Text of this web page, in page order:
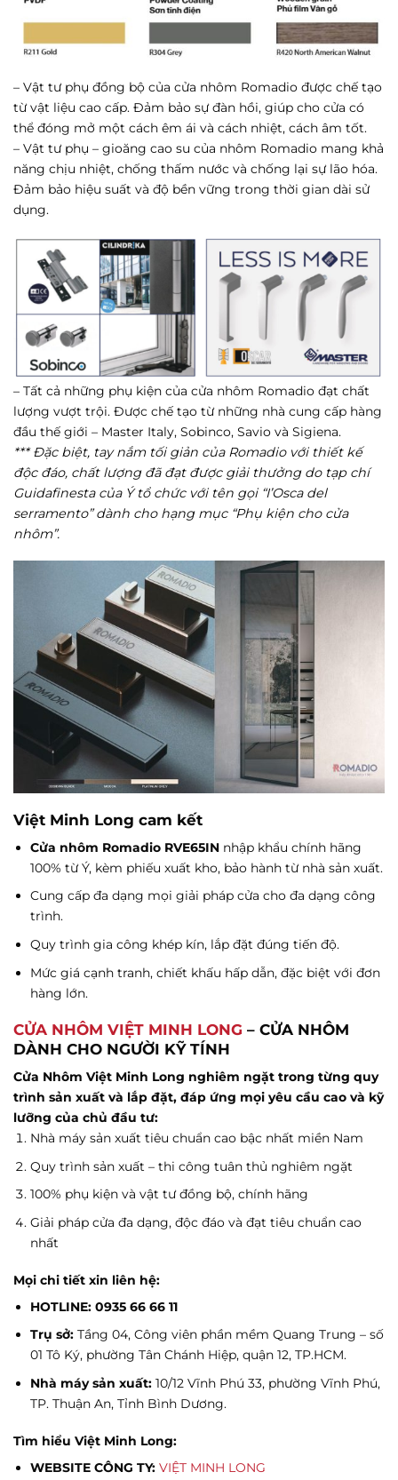
– Vật tư phụ đồng bộ của cửa nhôm Romadio được chế tạo
từ vật liệu cao cấp. Đảm bảo sự đàn hồi, giúp cho cửa có
thể đóng mở một cách êm ái và cách nhiệt, cách âm tốt.
– Vật tư phụ – gioăng cao su của nhôm Romadio mang khả
năng chịu nhiệt, chống thấm nước và chống lại sự lão hóa.
Đảm bảo hiệu suất và độ bền vững trong thời gian dài sử
dụng.
– Tất cả những phụ kiện của cửa nhôm Romadio đạt chất
lượng vượt trội. Được chế tạo từ những nhà cung cấp hàng
đầu thế giới – Master Italy, Sobinco, Savio và Sigiena.
*** Đặc biệt, tay nắm tối giản của Romadio với thiết kế
độc đáo, chất lượng đã đạt được giải thưởng do tạp chí
Guidafinesta của Ý tổ chức với tên gọi “I’Osca del
serramento” dành cho hạng mục “Phụ kiện cho cửa
nhôm”.
Việt Minh Long cam kết
Cửa nhôm Romadio RVE65IN nhập khẩu chính hãng
100% từ Ý, kèm phiếu xuất kho, bảo hành từ nhà sản xuất.
Cung cấp đa dạng mọi giải pháp cửa cho đa dạng công
trình.
Quy trình gia công khép kín, lắp đặt đúng tiến độ.
Mức giá cạnh tranh, chiết khấu hấp dẫn, đặc biệt với đơn
hàng lớn.
CỬA NHÔM VIỆT MINH LONG – CỬA NHÔM
DÀNH CHO NGƯỜI KỸ TÍNH
Cửa Nhôm Việt Minh Long nghiêm ngặt trong từng quy
trình sản xuất và lắp đặt, đáp ứng mọi yêu cầu cao và kỹ
lưỡng của chủ đầu tư:
Nhà máy sản xuất tiêu chuẩn cao bậc nhất miền Nam
Quy trình sản xuất – thi công tuân thủ nghiêm ngặt
100% phụ kiện và vật tư đồng bộ, chính hãng
Giải pháp cửa đa dạng, độc đáo và đạt tiêu chuẩn cao
nhất
Mọi chi tiết xin liên hệ:
HOTLINE: 0935 66 66 11
Trụ sở:Tầng 04, Công viên phần mềm Quang Trung – số
01 Tô Ký, phường Tân Chánh Hiệp, quận 12, TP.HCM.
Nhà máy sản xuất:10/12 Vĩnh Phú 33, phường Vĩnh Phú,
TP. Thuận An, Tỉnh Bình Dương.
Tìm hiểu Việt Minh Long:
WEBSITE CÔNG TY: VIỆT MINH LONG